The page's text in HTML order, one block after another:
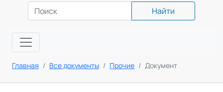
Найти
Главная Все документы Прочие Документ